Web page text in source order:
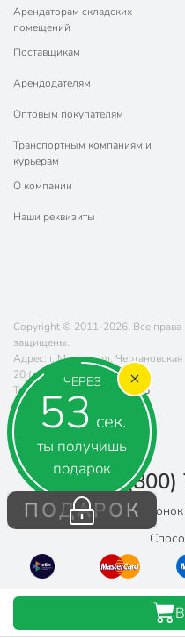
ЧЕРЕЗ
52 сек.
ты получишь
подарок
ПОДАРОК
Арендаторам складских
помещений
Поставщикам
Арендодателям
Оптовым покупателям
Транспортным компаниям и
курьерам
О компании
Наши реквизиты
Copyright © 2011-2026. Все права
защищены.
Адрес: г. Москва, ул. Чертановская
20 (метро Южная)
Телефон:
8 (800) 770-77-06
Почта:sales@poryadok.ru
8